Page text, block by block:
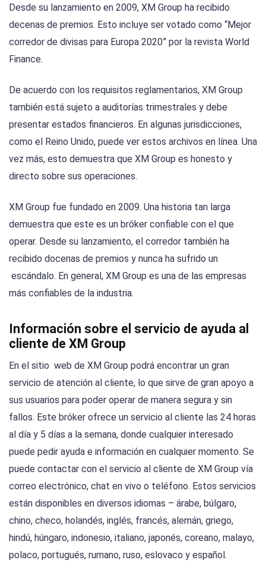
Desde su lanzamiento en 2009, XM Group ha recibido
decenas de premios. Esto incluye ser votado como “Mejor
corredor de divisas para Europa 2020” por la revista World
Finance.
De acuerdo con los requisitos reglamentarios, XM Group
también está sujeto a auditorías trimestrales y debe
presentar estados financieros. En algunas jurisdicciones,
como el Reino Unido, puede ver estos archivos en línea. Una
vez más, esto demuestra que XM Group es honesto y
directo sobre sus operaciones.
XM Group fue fundado en 2009. Una historia tan larga
demuestra que este es un bróker confiable con el que
operar. Desde su lanzamiento, el corredor también ha
recibido docenas de premios y nunca ha sufrido un
escándalo. En general, XM Group es una de las empresas
más confiables de la industria.
Información sobre el servicio de ayuda al
cliente de XM Group
En el sitio web de XM Group podrá encontrar un gran
servicio de atención al cliente, lo que sirve de gran apoyo a
sus usuarios para poder operar de manera segura y sin
fallos. Este bróker ofrece un servicio al cliente las 24 horas
al día y 5 días a la semana, donde cualquier interesado
puede pedir ayuda e información en cualquier momento. Se
puede contactar con el servicio al cliente de XM Group vía
correo electrónico, chat en vivo o teléfono. Estos servicios
están disponibles en diversos idiomas – árabe, búlgaro,
chino, checo, holandés, inglés, francés, alemán, griego,
hindú, húngaro, indonesio, italiano, japonés, coreano, malayo,
polaco, portugués, rumano, ruso, eslovaco y español.